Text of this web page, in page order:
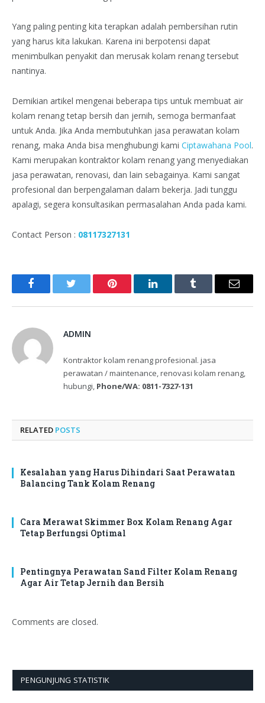
Yang paling penting kita terapkan adalah pembersihan rutin
yang harus kita lakukan. Karena ini berpotensi dapat
menimbulkan penyakit dan merusak kolam renang tersebut
nantinya.
Demikian artikel mengenai beberapa tips untuk membuat air
kolam renang tetap bersih dan jernih, semoga bermanfaat
untuk Anda. Jika Anda membutuhkan jasa perawatan kolam
renang, maka Anda bisa menghubungi kami Ciptawahana Pool.
Kami merupakan kontraktor kolam renang yang menyediakan
jasa perawatan, renovasi, dan lain sebagainya. Kami sangat
profesional dan berpengalaman dalam bekerja. Jadi tunggu
apalagi, segera konsultasikan permasalahan Anda pada kami.
Contact Person : 08117327131
FacebookTwitter Pinterest LinkedInTumblr Email
ADMIN
Kontraktor kolam renang profesional. jasa
perawatan / maintenance, renovasi kolam renang,
hubungi, Phone/WA: 0811-7327-131
RELATED POSTS
Kesalahan yang Harus Dihindari Saat Perawatan
Balancing Tank Kolam Renang
Cara Merawat Skimmer Box Kolam Renang Agar
Tetap Berfungsi Optimal
Pentingnya Perawatan Sand Filter Kolam Renang
Agar Air Tetap Jernih dan Bersih
Comments are closed.
PENGUNJUNG STATISTIK